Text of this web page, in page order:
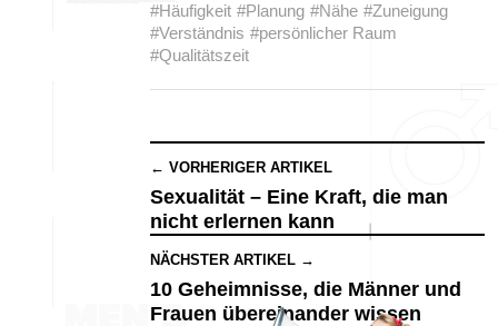
#Häufigkeit #Planung #Nähe #Zuneigung
#Verständnis #persönlicher Raum
#Qualitätszeit
← VORHERIGER ARTIKEL
Sexualität – Eine Kraft, die man
nicht erlernen kann
NÄCHSTER ARTIKEL →
10 Geheimnisse, die Männer und
Frauen übereinander wissen